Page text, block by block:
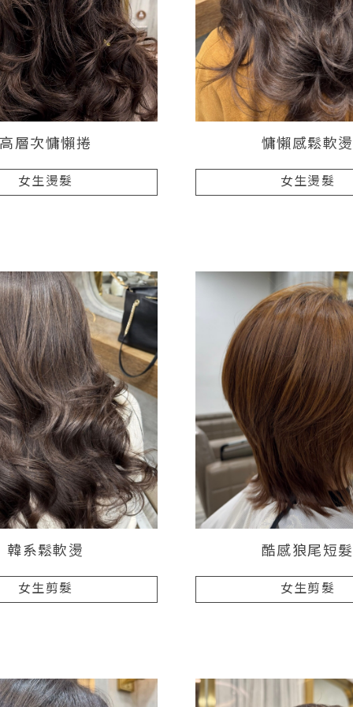
高層次慵懶捲
女生燙髮
慵懶感鬆軟燙
女生燙髮
韓系鬆軟燙
女生剪髮
酷感狼尾短髮
女生剪髮